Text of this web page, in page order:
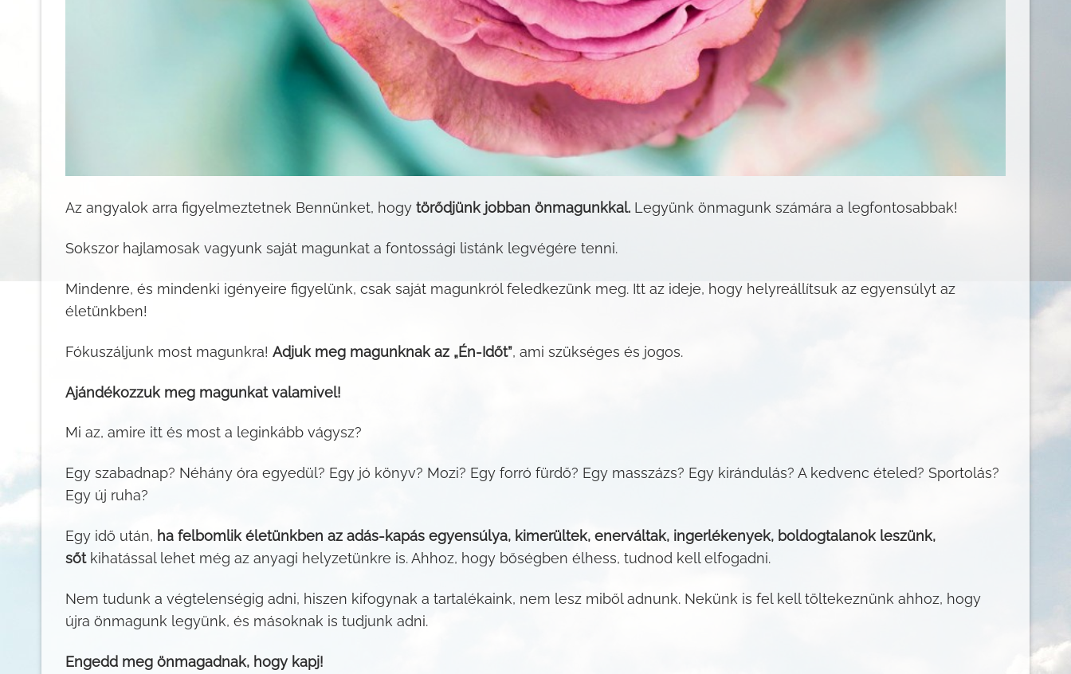
Az angyalok arra figyelmeztetnek Bennünket, hogy törődjünk jobban önmagunkkal. Legyünk önmagunk számára a legfontosabbak!
Sokszor hajlamosak vagyunk saját magunkat a fontossági listánk legvégére tenni.
Mindenre, és mindenki igényeire figyelünk, csak saját magunkról feledkezünk meg. Itt az ideje, hogy helyreállítsuk az egyensúlyt az
életünkben!
Fókuszáljunk most magunkra! Adjuk meg magunknak az „Én-Időt”, ami szükséges és jogos.
Ajándékozzuk meg magunkat valamivel!
Mi az, amire itt és most a leginkább vágysz?
Egy szabadnap? Néhány óra egyedül? Egy jó könyv? Mozi? Egy forró fürdő? Egy masszázs? Egy kirándulás? A kedvenc ételed? Sportolás?
Egy új ruha?
Egy idő után, ha felbomlik életünkben az adás-kapás egyensúlya, kimerültek, enerváltak, ingerlékenyek, boldogtalanok leszünk,
sőt kihatással lehet még az anyagi helyzetünkre is. Ahhoz, hogy bőségben élhess, tudnod kell elfogadni.
Nem tudunk a végtelenségig adni, hiszen kifogynak a tartalékaink, nem lesz miből adnunk. Nekünk is fel kell töltekeznünk ahhoz, hogy
újra önmagunk legyünk, és másoknak is tudjunk adni.
Engedd meg önmagadnak, hogy kapj!